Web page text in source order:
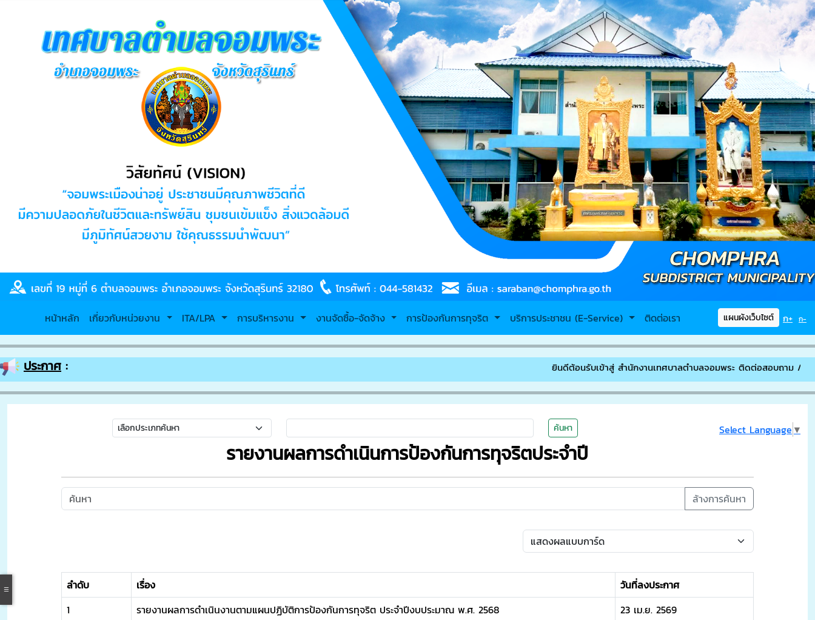
หน้าหลัก เกี่ยวกับหน่วยงาน ITA/LPA การบริหารงาน งานจัดซื้อ-จัดจ้าง การป้องกันการทุจริต บริการประชาชน (E-Service) ติดต่อเรา แผนผังเว็บไซต์ ก+ ก-
ประกาศ : ยินดีต้อนรับเข้าสู่ สำนักงานเทศบาลตำบลจอมพระ ติดต่อสอบถาม // โทรศั
ค้นหา Select Language ▼
รายงานผลการดำเนินการป้องกันการทุจริตประจำปี
ล้างการค้นหา
ลำดับ เรื่อง
วันที่ลงประกาศ
1
รายงานผลการดำเนินงานตามแผนปฏิบัติการป้องกันการทุจริต ประจำปีงบประมาณ พ.ศ. 2568
23 เม.ย. 2569